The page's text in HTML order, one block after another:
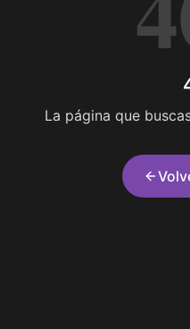
La página que